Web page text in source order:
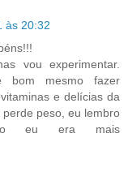
às 20:32
vou experimentar.
bom mesmo fazer
e delícias da
peso, eu lembro
eu era mais